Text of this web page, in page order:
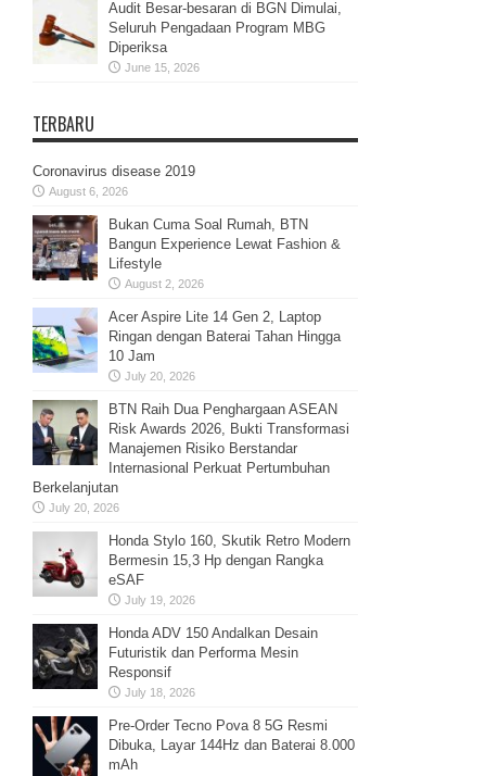
Audit Besar-besaran di BGN Dimulai,
Seluruh Pengadaan Program MBG
Diperiksa
June 15, 2026
TERBARU
Coronavirus disease 2019
August 6, 2026
Bukan Cuma Soal Rumah, BTN
Bangun Experience Lewat Fashion &
Lifestyle
August 2, 2026
Acer Aspire Lite 14 Gen 2, Laptop
Ringan dengan Baterai Tahan Hingga
10 Jam
July 20, 2026
BTN Raih Dua Penghargaan ASEAN
Risk Awards 2026, Bukti Transformasi
Manajemen Risiko Berstandar
Internasional Perkuat Pertumbuhan
Berkelanjutan
July 20, 2026
Honda Stylo 160, Skutik Retro Modern
Bermesin 15,3 Hp dengan Rangka
eSAF
July 19, 2026
Honda ADV 150 Andalkan Desain
Futuristik dan Performa Mesin
Responsif
July 18, 2026
Pre-Order Tecno Pova 8 5G Resmi
Dibuka, Layar 144Hz dan Baterai 8.000
mAh